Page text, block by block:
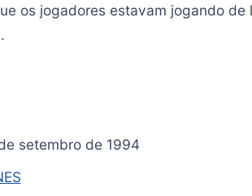
os jogadores estavam jogando
setembro de 1994